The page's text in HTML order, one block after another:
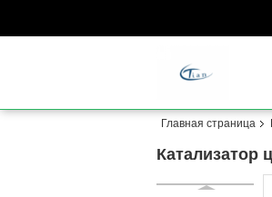
Главная страница
Катализатор